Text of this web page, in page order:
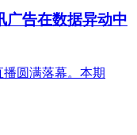
广告在数据异动中
圆满落幕。本期